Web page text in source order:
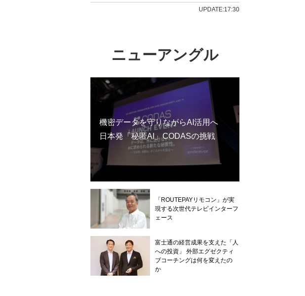
UPDATE:17:30
ニューアングル
機密データを守りながらAI活用へ
日本発「秘匿AI」CODASの挑戦
「ROUTEPAYリモコン」が実
現する次世代テレビインターフ
ェース
富士通の経営成果を支えた「人
への投資」 外部エグゼクティ
ブコーチングは何を変えたの
か